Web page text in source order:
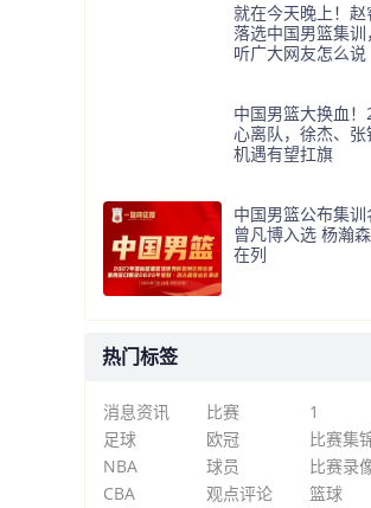
就在今天晚上！赵
落选中国男篮集训
听广大网友怎么说
中国男篮大换血
心离队，徐杰、张
机遇有望扛旗
中国男篮公布集训
曾凡博入选 杨瀚
在列
热门标签
消息资讯 比赛
1
足球
欧冠
比赛集
NBA
球员
比赛录
CBA
观点评论 篮球